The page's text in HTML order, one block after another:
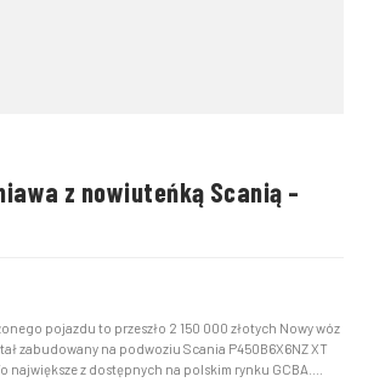
z nowiuteńką Scanią –
pojazdu to przeszło 2 150 000 złotych Nowy wóz
zabudowany na podwoziu Scania P450B6X6NZ XT
największe z dostępnych na polskim rynku GCBA.